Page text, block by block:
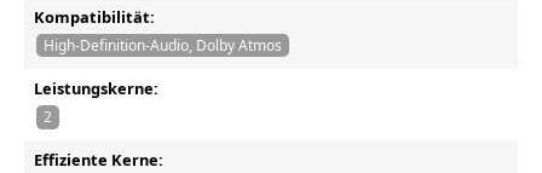
Kompatibilität:
High-Definition-Audio, Dolby Atmos
Leistungskerne:
2
Effiziente Kerne: